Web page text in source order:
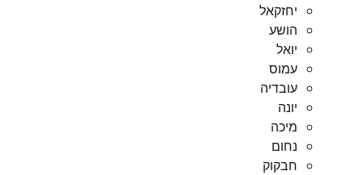
יחזקאל
הושע
יואל
עמוס
עובדיה
יונה
מיכה
נחום
חבקוק